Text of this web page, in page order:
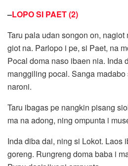
–LOPO SI PAET (2)
Taru pala udan songon on,
giot na. Parlopo i pe, si Paet, na
Pocal doma naso ibaen nia. Inda
manggiling pocal. Sanga
naroni.
Taru ibagas pe nangkin pisang
ma na adong, ning ompunta i
Inda diba dai, ning si Lokot. Laos
goreng. Rungreng doma baba i